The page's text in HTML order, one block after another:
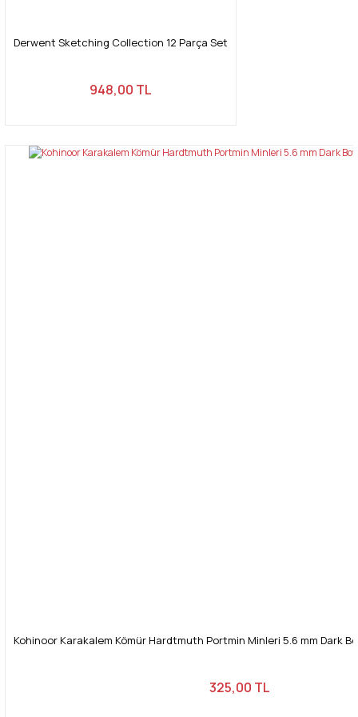
Gönder
Derwent Sketching Collection 12 Parça Set
948,00 TL
Kohinoor Karakalem Kömür Hardtmuth Portmin Minleri 5.6 mm Dark
325,00 TL